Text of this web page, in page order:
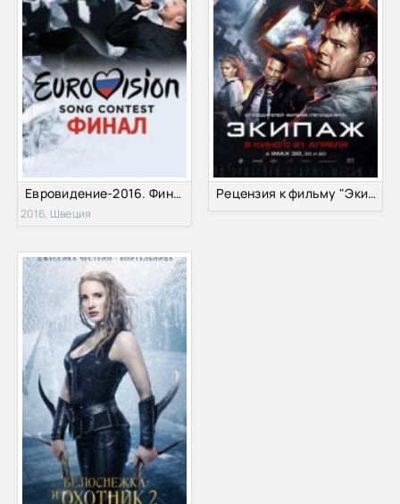
Евровидение-2016. Финал (2016)
2016, Швеция
Рецензия к фильму "Экипаж" 2016